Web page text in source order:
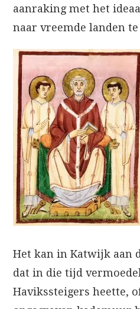
aanraking met het
naar vreemde landen te
Het kan in Katwijk aan
dat in die tijd
Havikssteigers heette,